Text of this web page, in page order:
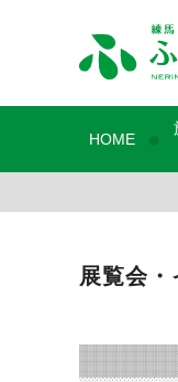
HOME
展覧会